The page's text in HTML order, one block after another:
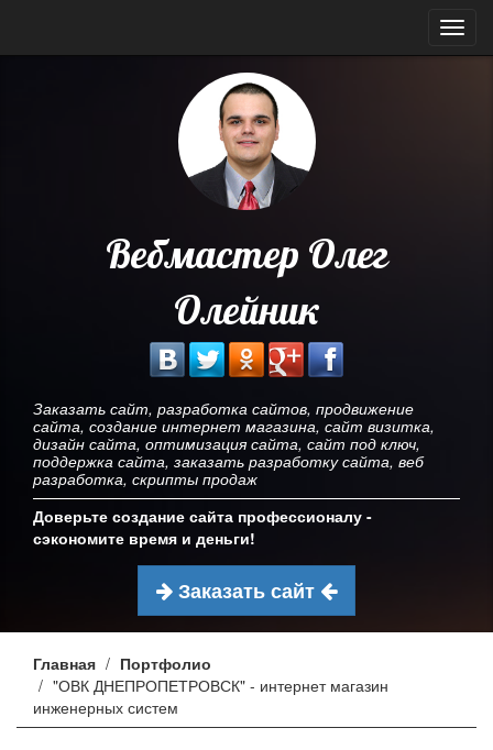
Меню
Вебмастер Олег
Олейник
Заказать сайт, разработка сайтов, продвижение
сайта, создание интернет магазина, сайт визитка,
дизайн сайта, оптимизация сайта, сайт под ключ,
поддержка сайта, заказать разработку сайта, веб
разработка, скрипты продаж
Доверьте создание сайта профессионалу -
сэкономите время и деньги!
Заказать сайт
Главная
Портфолио
"ОВК ДНЕПРОПЕТРОВСК" - интернет магазин
инженерных систем